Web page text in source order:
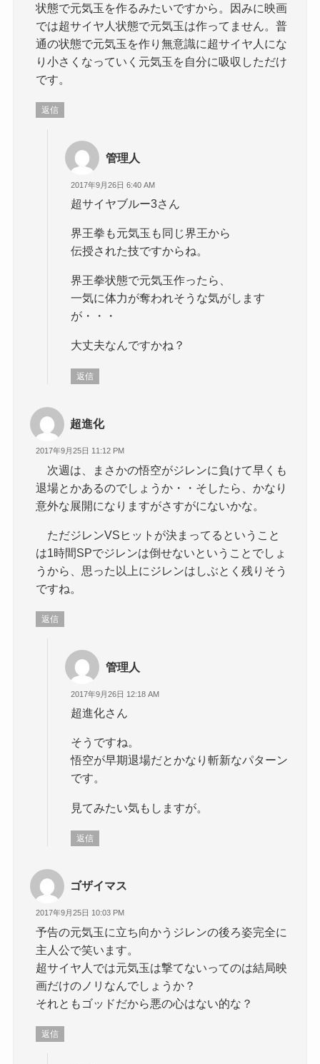
状態で元気玉を作るみたいですから。因みに映画
では超サイヤ人状態で元気玉は作ってません。普
通の状態で元気玉を作り無意識に超サイヤ人にな
り小さくなっていく元気玉を自分に吸収しただけ
です。
返信
管理人
2017年9月26日 6:40 AM
超サイヤブルー3さん
界王拳も元気玉も同じ界王から
伝授された技ですからね。
界王拳状態で元気玉作ったら、
一気に体力が奪われそうな気がします
が・・・
大丈夫なんですかね？
返信
超進化
2017年9月25日 11:12 PM
次週は、まさかの悟空がジレンに負けて早くも
退場とかあるのでしょうか・・そしたら、かなり
意外な展開になりますがさすがにないかな。
ただジレンVSヒットが決まってるということ
は1時間SPでジレンは倒せないということでしょ
うから、思った以上にジレンはしぶとく残りそう
ですね。
返信
管理人
2017年9月26日 12:18 AM
超進化さん
そうですね。
悟空が早期退場だとかなり斬新なパターン
です。
見てみたい気もしますが。
返信
ゴザイマス
2017年9月25日 10:03 PM
予告の元気玉に立ち向かうジレンの後ろ姿完全に
主人公で笑います。
超サイヤ人では元気玉は撃てないってのは結局映
画だけのノリなんでしょうか？
それともゴッドだから悪の心はない的な？
返信